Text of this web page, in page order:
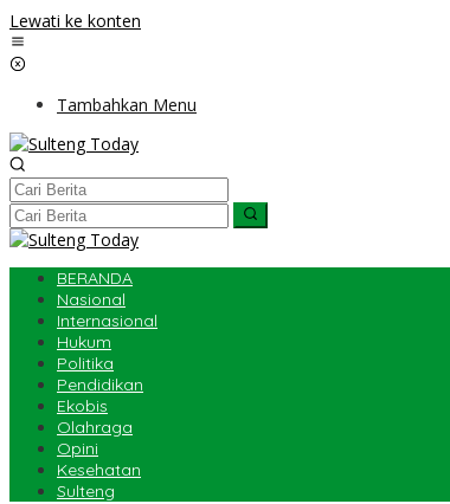
Lewati ke konten
Tambahkan Menu
BERANDA
Nasional
Internasional
Hukum
Politika
Pendidikan
Ekobis
Olahraga
Opini
Kesehatan
Sulteng